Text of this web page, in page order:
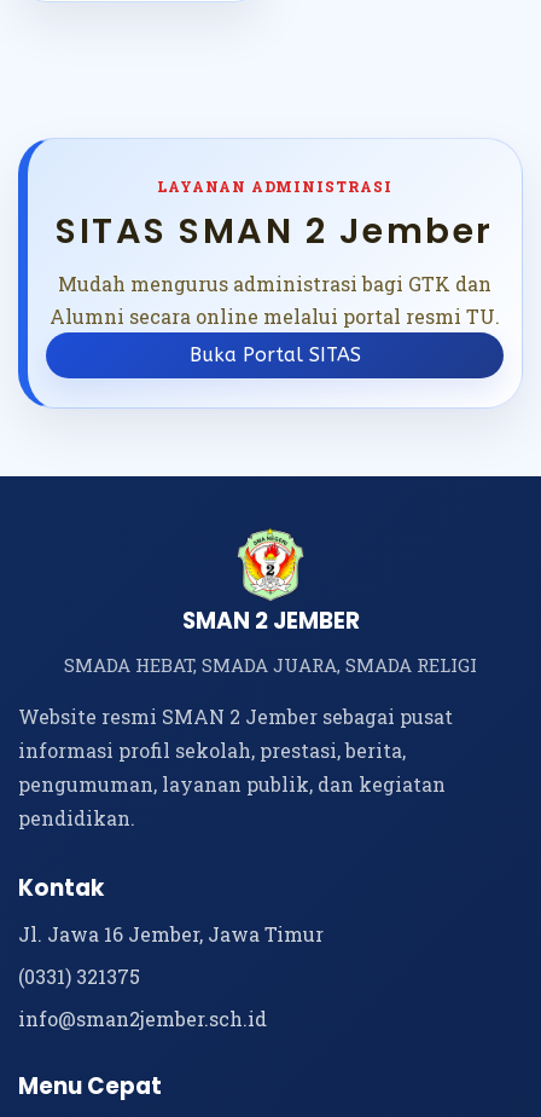
LAYANAN ADMINISTRASI
SITAS SMAN 2 Jember
Mudah mengurus administrasi bagi GTK dan
Alumni secara online melalui portal resmi TU.
Buka Portal SITAS
SMAN 2 JEMBER
SMADA HEBAT, SMADA JUARA, SMADA RELIGI
Website resmi SMAN 2 Jember sebagai pusat
informasi profil sekolah, prestasi, berita,
pengumuman, layanan publik, dan kegiatan
pendidikan.
Kontak
Jl. Jawa 16 Jember, Jawa Timur
(0331) 321375
info@sman2jember.sch.id
Menu Cepat